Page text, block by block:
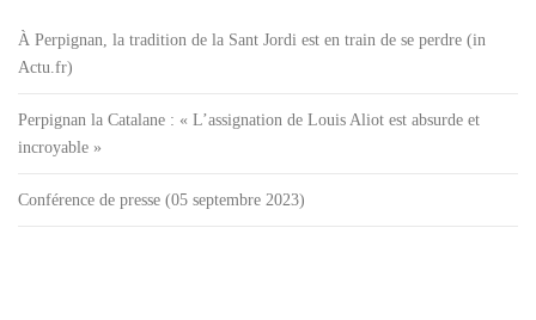
À Perpignan, la tradition de la Sant Jordi est en train de se perdre (in
Actu.fr)
Perpignan la Catalane : « L’assignation de Louis Aliot est absurde et
incroyable »
Conférence de presse (05 septembre 2023)